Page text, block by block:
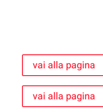
vai alla pagina
vai alla pagina